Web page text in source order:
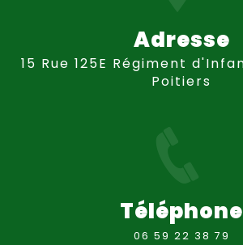
Adresse
15 Rue 125E Régiment d'Infanterie, 86000
Poitiers
Téléphone
06 59 22 38 79